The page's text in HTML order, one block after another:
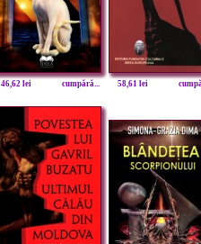
46,62 lei cumpără... 58,61 lei